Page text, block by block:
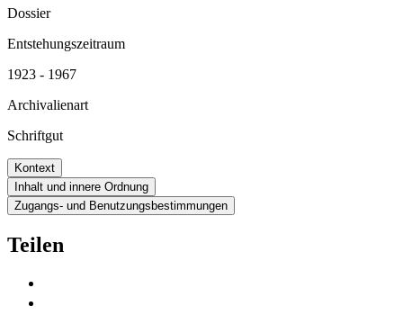
Dossier
Entstehungszeitraum
1923 - 1967
Archivalienart
Schriftgut
Kontext
Inhalt und innere Ordnung
Zugangs- und Benutzungsbestimmungen
Teilen